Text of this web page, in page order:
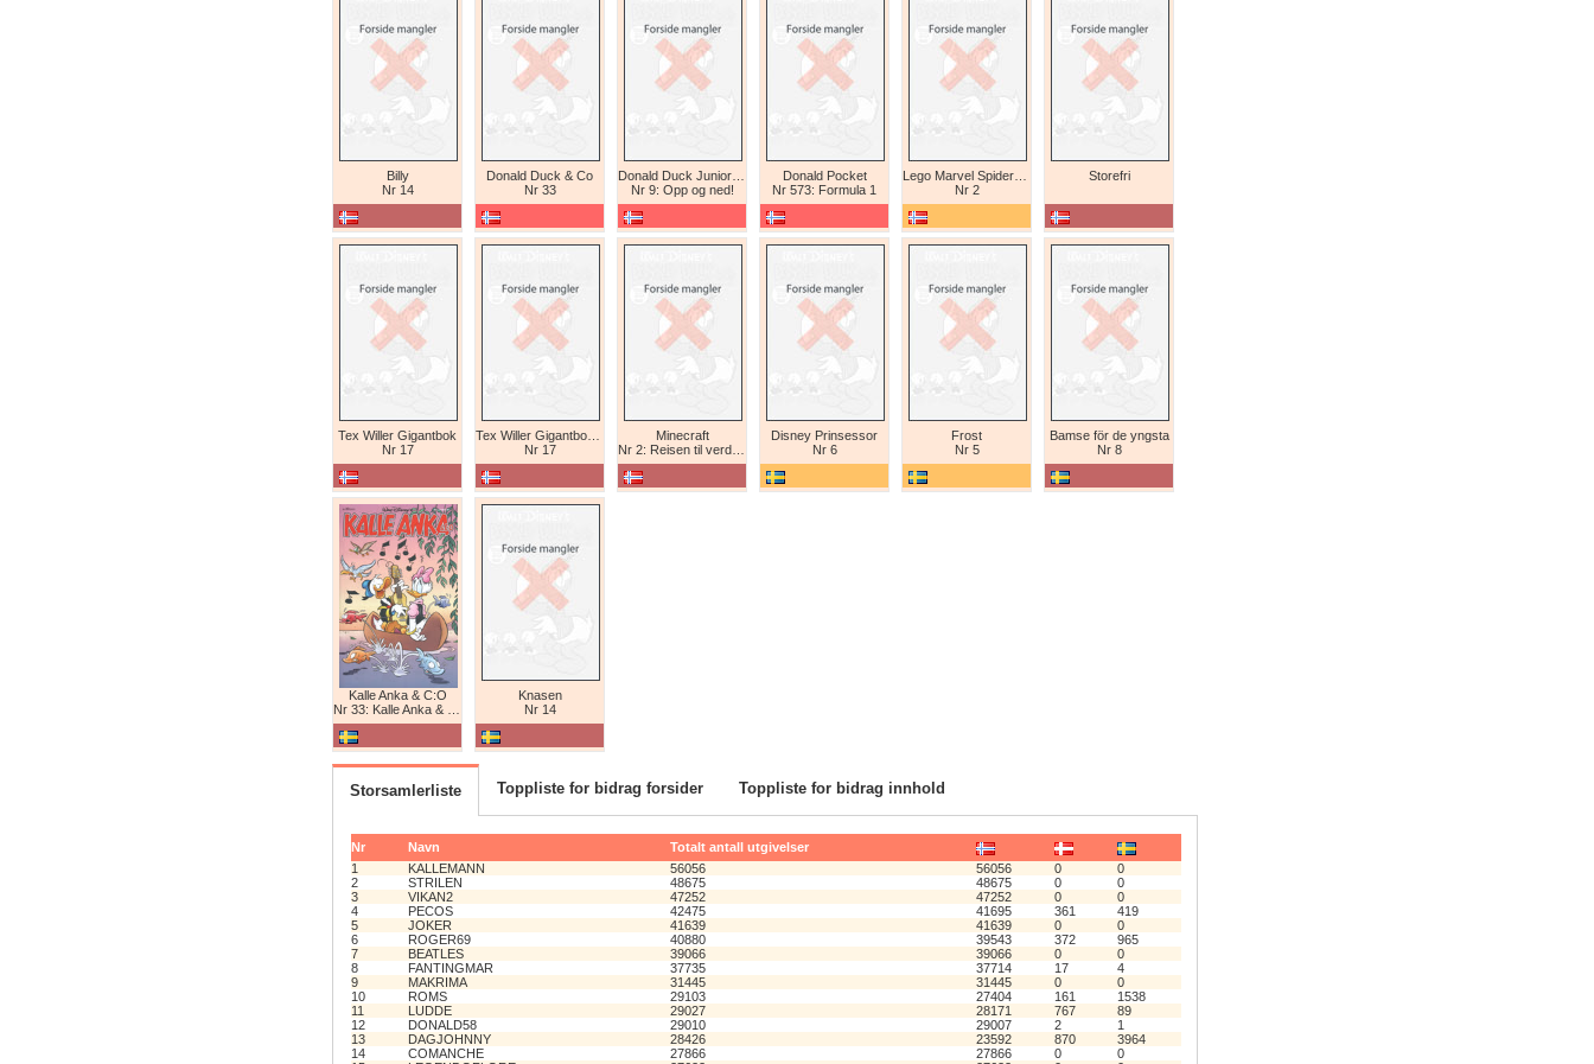
Billy
Nr 14
Donald Duck & Co
Nr 33
Nr 9: Opp og ned!
Donald Pocket
Nr 573: Formula 1
Nr 2
Storefri
Tex Willer Gigantbok
Nr 17
Nr 17
Minecraft
Nr 2: Reisen til verdens ende
Disney Prinsessor
Nr 6
Frost
Nr 5
Bamse för de yngsta
Nr 8
Kalle Anka & C:O
Nr 33: Kalle Anka & C:O
Knasen
Nr 14
Storsamlerliste Toppliste for bidrag forsider Toppliste for bidrag innhold
Nr Navn
Totalt antall utgivelser
1
KALLEMANN 56056 56056 0
0
2
STRILEN 48675 48675 0
0
3
VIKAN2 47252 47252 0
0
4
PECOS 42475 41695 361
419
5
JOKER 41639 41639 0
0
6
ROGER69 40880 39543 372
965
7
BEATLES 39066 39066 0
0
8
FANTINGMAR 37735 37714 17
4
9
MAKRIMA 31445 31445 0
0
10
ROMS 29103 27404 161
1538
11
LUDDE 29027 28171 767
89
12
DONALD58 29010 29007 2
1
13
DAGJOHNNY 28426 23592 870
3964
14
COMANCHE 27866 27866 0
0